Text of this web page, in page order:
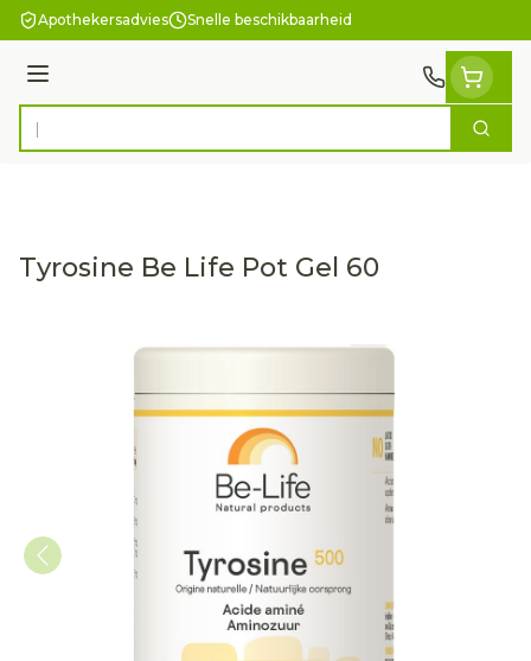
Ga naar de inhoud
Apothekersadvies Snelle beschikbaarheid
Menu
Product, merk, categorie... Zoek
Tyrosine Be Life Pot Gel 60